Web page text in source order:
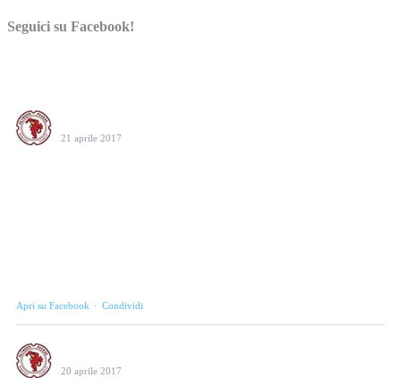
Seguici su Facebook!
21 aprile 2017
Apri su Facebook · Condividi
20 aprile 2017